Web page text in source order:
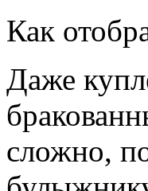
Как
Даже
сложно,